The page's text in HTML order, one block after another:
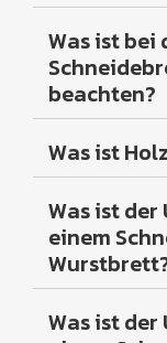
Was ist bei
beachten?
Was ist
Was ist
einem
Was ist